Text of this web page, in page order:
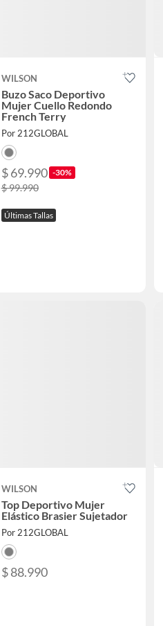
WILSON
Buzo Saco Deportivo
Mujer Cuello Redondo
French Terry
Por 212GLOBAL
$ 69.990 -30%
$ 99.990
Últimas Tallas
WILSON
Top Deportivo Mujer
Elástico Brasier Sujetador
Por 212GLOBAL
$ 88.990